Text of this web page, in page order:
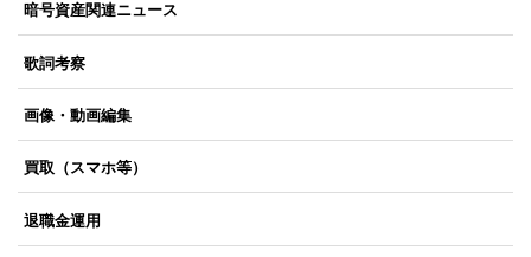
暗号資産関連ニュース
歌詞考察
画像・動画編集
買取（スマホ等）
退職金運用